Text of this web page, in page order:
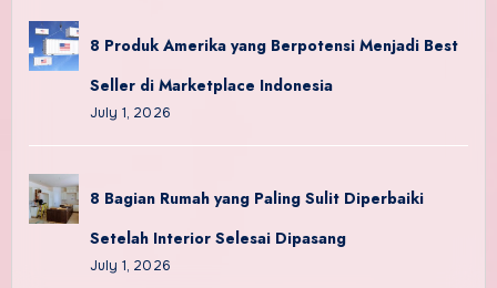
8 Produk Amerika yang Berpotensi Menjadi Best
Seller di Marketplace Indonesia
July 1, 2026
8 Bagian Rumah yang Paling Sulit Diperbaiki
Setelah Interior Selesai Dipasang
July 1, 2026